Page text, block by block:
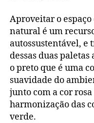
Aproveitar o
natural é um
autossustentável, e
dessas duas
o preto que é uma
suavidade do
junto com a cor
harmonização das
verde.